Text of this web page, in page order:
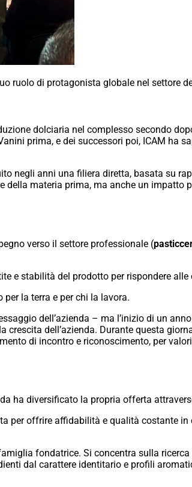
ruolo di protagonista globale nel settore
dolciaria nel complesso secondo
prima, e dei successori poi, ICAM ha
negli anni una filiera diretta, basata su
della materia prima, ma anche un impatto
verso il settore professionale (
e stabilità del prodotto per rispondere alle
la terra e per chi la lavora.
dell’azienda – ma l’inizio di un
dell’azienda. Durante questa
di incontro e riconoscimento, per
ha diversificato la propria offerta
per offrire affidabilità e qualità costante
fondatrice. Si concentra sulla ricerca
dal carattere identitario e profili